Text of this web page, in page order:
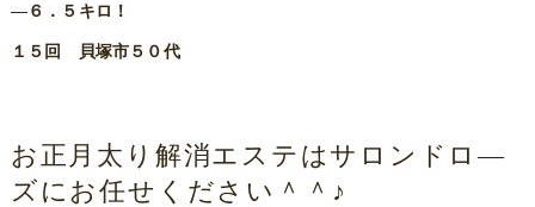
―６．５キロ！
１５回 貝塚市５０代
お正月太り解消エステはサロンドロ―
ズにお任せください＾＾♪